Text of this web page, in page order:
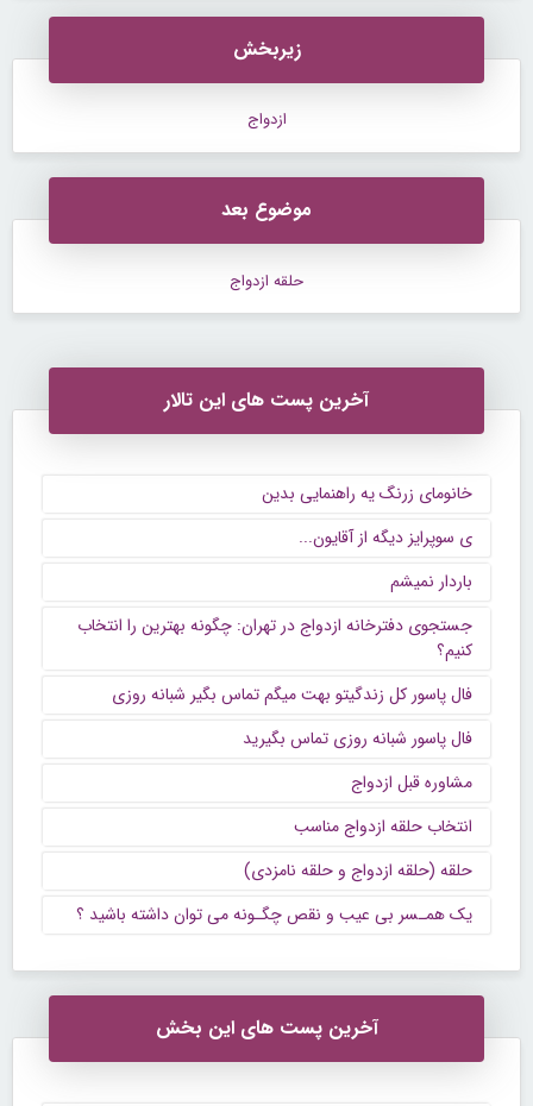
زیربخش
ازدواج
موضوع بعد
حلقه ازدواج
آخرین پست های این تالار
خانومای زرنگ یه راهنمایی بدین
ی سوپرایز دیگه از آقایون...
باردار نمیشم
جستجوی دفترخانه ازدواج در تهران: چگونه بهترین را انتخاب
کنیم؟
فال پاسور کل زندگیتو بهت میگم تماس بگیر شبانه روزی
فال پاسور شبانه روزی تماس بگیرید
مشاوره قبل ازدواج
انتخاب حلقه ازدواج مناسب
حلقه (حلقه ازدواج و حلقه نامزدی)
یک همـسر بی عیب و نقص چگـونه می توان داشته باشید ؟
آخرین پست های این بخش